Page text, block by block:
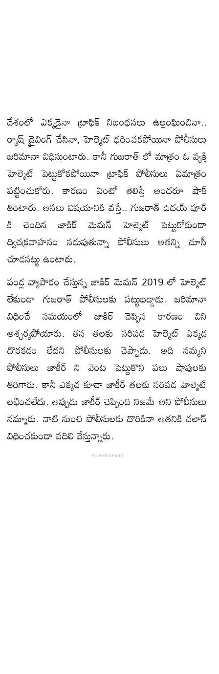
దేశంలో ఎక్కడైనా ట్రాఫిక్ నిబంధనలు ఉల్లంఘించినా..
ర్యాష్ డ్రైవింగ్ చేసినా, హెల్మెట్ ధరించకపోయినా పోలీసులు
జరిమానా విధిస్తుంటారు. కానీ గుజరాత్ లో మాత్రం ఓ వ్యక్తి
హెల్మెట్ పెట్టుకోకపోయినా ట్రాఫిక్ పోలీసులు ఏమాత్రం
పట్టించుకోరు. కారణం ఏంటో తెలిస్తే అందరూ షాక్
తింటారు. అసలు విషయానికి వస్తే.. గుజరాత్ ఉదయ్ పూర్
కి చెందిన జాకిర్ మెమన్ హెల్మెట్ పెట్టుకోకుండా
ద్విచక్రవాహనం నడుపుతున్నా పోలీసులు అతన్ని చూసీ
చూడనట్టు ఉంటారు.
పండ్ల వ్యాపారం చేస్తున్న జాకిర్ మెమన్ 2019 లో హెల్మెట్
లేకుండా గుజరాత్ పోలీసులకు పట్టుబడ్డాడు. జరిమానా
విధించే సమయంలో జాకిర్ చెప్పిన కారణం విని
ఆశ్చర్యపోయారు. తన తలకు సరిపడ హెల్మెట్ ఎక్కడ
దొరకడం లేదని పోలీసులకు చెప్పాడు. అది నమ్మని
పోలీసులు జాకీర్ ని వెంట పెట్టుకొని పలు షాపులకు
తిరిగారు. కానీ ఎక్కడ కూడా జాకీర్ తలకు సరిపడ హెల్మెట్
లభించలేదు. అప్పుడు జాకీర్ చెప్పింది నిజమే అని పోలీసులు
నమ్మారు. నాటి నుంచి పోలీసులకు దొరికినా అతనికి చలాన్
విధించకుండా వదిలి వేస్తున్నారు.